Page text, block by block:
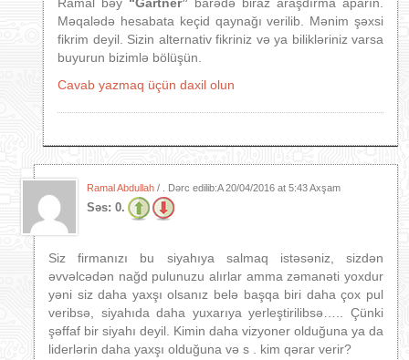
Məqalədə hesabata keçid qaynağı verilib. Mənim şəxsi
fikrim deyil. Sizin alternativ fikriniz və ya bilikləriniz varsa
buyurun bizimlə bölüşün.
Cavab yazmaq üçün daxil olun
Ramal Abdullah / . Dərc edilib:A20/04/2016 at 5:43 Axşam
Səs: 0.
Siz firmanızı bu siyahıya salmaq istəsəniz, sizdən
əvvəlcədən nağd pulunuzu alırlar amma zəmanəti yoxdur
yəni siz daha yaxşı olsanız belə başqa biri daha çox pul
veribsə, siyahıda daha yuxarıya yerleştirilibsə….. Çünki
şəffaf bir siyahı deyil. Kimin daha vizyoner olduğuna ya da
liderlərin daha yaxşı olduğuna və s . kim qərar verir?